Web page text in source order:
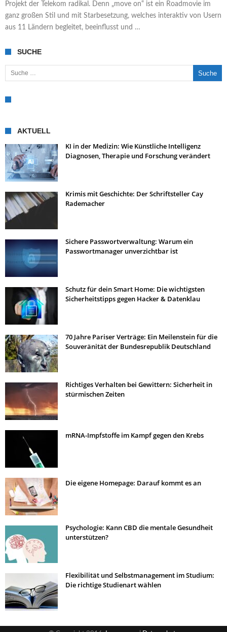
Projekt der Telekom radikal. Denn „move on“ ist ein Roadmovie im
ganz großen Stil und mit Starbesetzung, welches interaktiv von Usern
aus 11 Ländern begleitet, beeinflusst und …
SUCHE
Suche nach:
AKTUELL
KI in der Medizin: Wie Künstliche Intelligenz
Diagnosen, Therapie und Forschung verändert
Krimis mit Geschichte: Der Schriftsteller Cay
Rademacher
Sichere Passwortverwaltung: Warum ein
Passwortmanager unverzichtbar ist
Schutz für dein Smart Home: Die wichtigsten
Sicherheitstipps gegen Hacker & Datenklau
70 Jahre Pariser Verträge: Ein Meilenstein für die
Souveränität der Bundesrepublik Deutschland
Richtiges Verhalten bei Gewittern: Sicherheit in
stürmischen Zeiten
mRNA-Impfstoffe im Kampf gegen den Krebs
Die eigene Homepage: Darauf kommt es an
Psychologie: Kann CBD die mentale Gesundheit
unterstützen?
Flexibilität und Selbstmanagement im Studium:
Die richtige Studienart wählen